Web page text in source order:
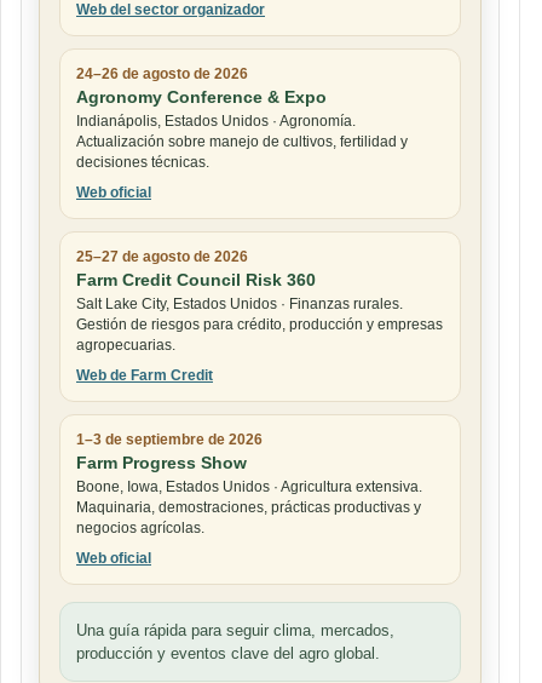
Web del sector organizador
24–26 de agosto de 2026
Agronomy Conference & Expo
Indianápolis, Estados Unidos · Agronomía.
Actualización sobre manejo de cultivos, fertilidad y
decisiones técnicas.
Web oficial
25–27 de agosto de 2026
Farm Credit Council Risk 360
Salt Lake City, Estados Unidos · Finanzas rurales.
Gestión de riesgos para crédito, producción y empresas
agropecuarias.
Web de Farm Credit
1–3 de septiembre de 2026
Farm Progress Show
Boone, Iowa, Estados Unidos · Agricultura extensiva.
Maquinaria, demostraciones, prácticas productivas y
negocios agrícolas.
Web oficial
Una guía rápida para seguir clima, mercados,
producción y eventos clave del agro global.